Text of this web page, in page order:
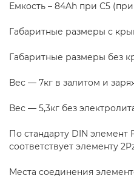
Емкость – 84Ah при С5
Габаритные размеры с
Габаритные размеры без
Вес — 7кг в залитом и
Вес — 5,3кг без
По стандарту DIN элемент
соответствует элементу
Места соединения